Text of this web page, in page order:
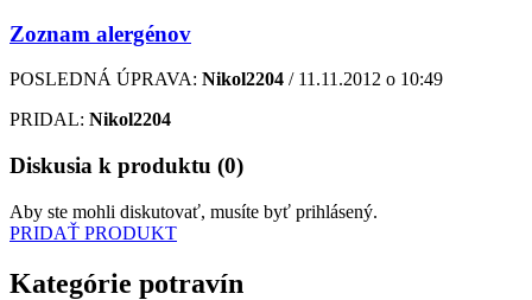
Zoznam alergénov
POSLEDNÁ ÚPRAVA: Nikol2204 / 11.11.2012 o 10:49
PRIDAL: Nikol2204
Diskusia k produktu (0)
Aby ste mohli diskutovať, musíte byť prihlásený.
PRIDAŤ PRODUKT
Kategórie potravín